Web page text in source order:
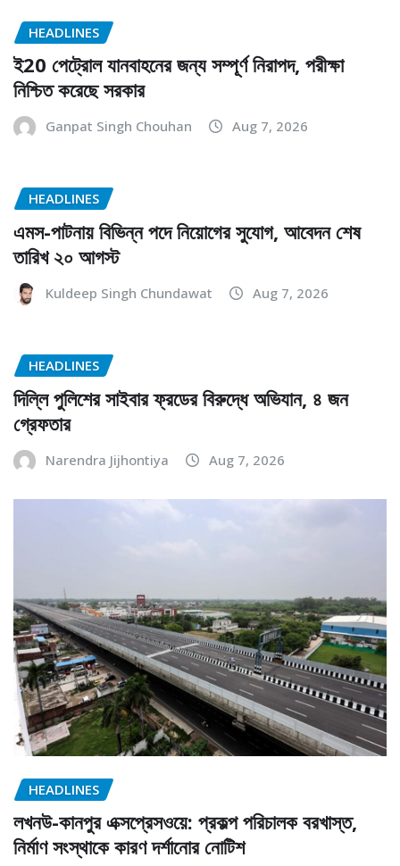
HEADLINES
ই20 পেট্রোল যানবাহনের জন্য সম্পূর্ণ নিরাপদ, পরীক্ষা
নিশ্চিত করেছে সরকার
Ganpat Singh Chouhan Aug 7, 2026
HEADLINES
এমস-পাটনায় বিভিন্ন পদে নিয়োগের সুযোগ, আবেদন শেষ
তারিখ ২০ আগস্ট
Kuldeep Singh Chundawat Aug 7, 2026
HEADLINES
দিল্লি পুলিশের সাইবার ফ্রডের বিরুদ্ধে অভিযান, ৪ জন
গ্রেফতার
Narendra Jijhontiya Aug 7, 2026
HEADLINES
লখনউ-কানপুর এক্সপ্রেসওয়ে: প্রকল্প পরিচালক বরখাস্ত,
নির্মাণ সংস্থাকে কারণ দর্শানোর নোটিশ